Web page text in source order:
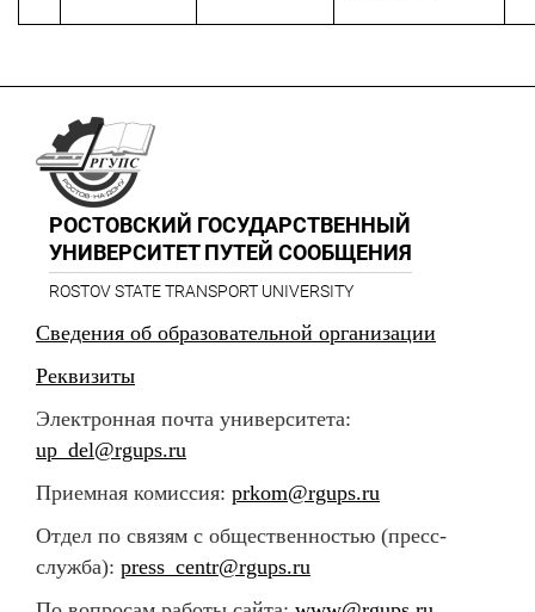
РОСТОВСКИЙ ГОСУДАРСТВЕННЫЙ
УНИВЕРСИТЕТ ПУТЕЙ СООБЩЕНИЯ
ROSTOV STATE TRANSPORT UNIVERSITY
Сведения об образовательной организации
Реквизиты
Электронная почта университета:
up_del@rgups.ru
Приемная комиссия: prkom@rgups.ru
Отдел по связям с общественностью (пресс-
служба): press_centr@rgups.ru